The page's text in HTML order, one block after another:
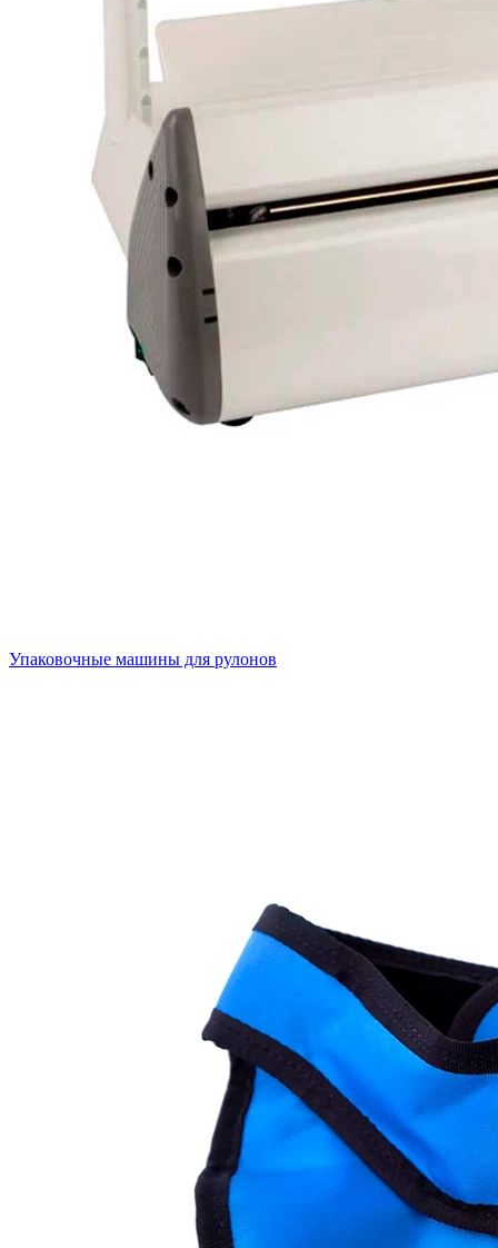
Упаковочные машины для рулонов